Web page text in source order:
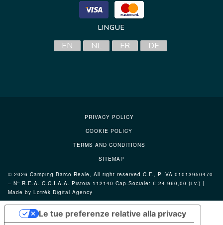
LINGUE
EN NL FR DE
© 2026 Camping Barco Reale, All right reserved C.F., P.IVA 01013950470
– N° R.E.A. C.C.I.A.A. Pistoia 112140 Cap.Sociale: € 24.960,00 (i.v.) |
Made by Lotrèk Digital Agency
PRIVACY POLICY
COOKIE POLICY
TERMS AND CONDITIONS
SITEMAP
Le tue preferenze relative alla privacy